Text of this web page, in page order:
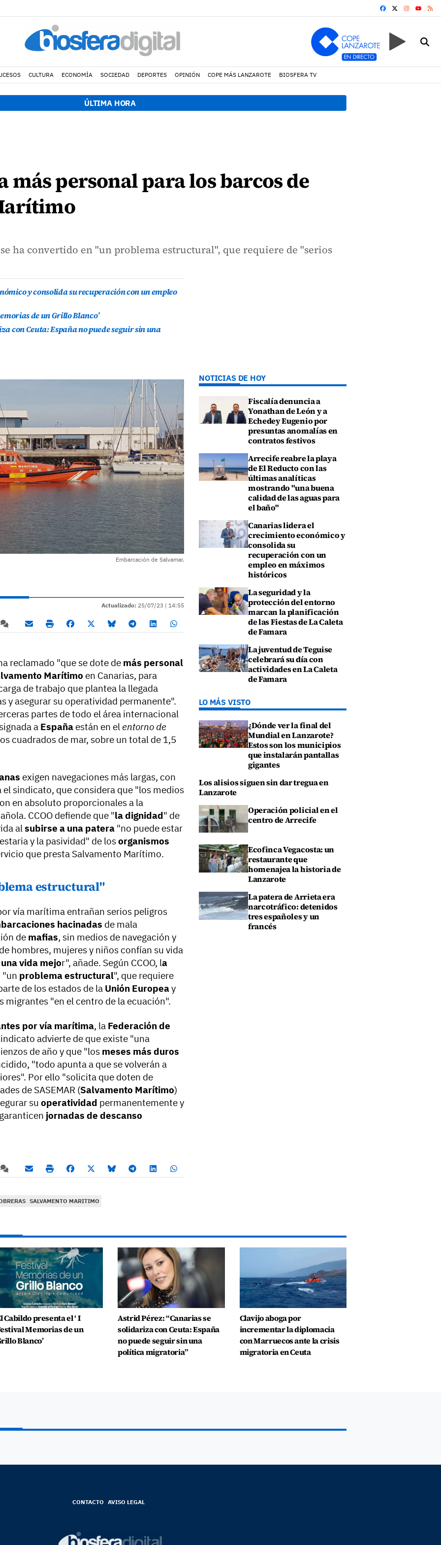
FACEBOOK
YOUTUBE
CULTURA ECONOMÍA SOCIEDAD DEPORTES OPINIÓN COPE MÁS LANZAROTE BIOSFERA TV
ÚLTIMA HORA
más personal para los barcos de
ha convertido en "un problema estructural", que requiere de "serios
y consolida su recuperación con un empleo
de un Grillo Blanco’
con Ceuta: España no puede seguir sin una
Embarcación de Salvamar.
Actualizado: 25/07/23 | 14:55
reclamado "que se dote de más personal
Marítimo en Canarias, para
de trabajo que plantea la llegada
y asegurar su operatividad permanente".
partes de todo el área internacional
a España están en el entorno de
cuadrados de mar, sobre un total de 1,5
exigen navegaciones más largas, con
el sindicato, que considera que "los medios
en absoluto proporcionales a la
CCOO defiende que "la dignidad" de
alsubirse a una patera "no puede estar
y la pasividad" de losorganismos
que presta Salvamento Marítimo.
estructural"
vía marítima entrañan serios peligros
hacinadas de mala
de mafias, sin medios de navegación y
hombres, mujeres y niños confían su vida
una vida mejor", añade. Según CCOO, la
"un problema estructural", que requiere
de los estados de la Unión Europeay
migrantes "en el centro de la ecuación".
por vía marítima, la Federación de
advierte de que existe "una
de año y que "los meses más duros
"todo apunta a que se volverán a
Por ello "solicita que doten de
de SASEMAR (Salvamento Marítimo)
su operatividad permanentemente y
jornadas de descanso
SALVAMENTO MARITIMO
NOTICIAS DE HOY
Fiscalía denuncia a
Yonathan de León y a
Echedey Eugenio por
presuntas anomalías en
contratos festivos
Arrecife reabre la playa
de El Reducto con las
últimas analíticas
mostrando "una buena
calidad de las aguas para
el baño"
Canarias lidera el
crecimiento económico y
consolida su
recuperación con un
empleo en máximos
históricos
La seguridad y la
protección del entorno
marcan la planificación
de las Fiestas de La Caleta
de Famara
La juventud de Teguise
celebrará su día con
actividades en La Caleta
de Famara
LO MÁS VISTO
¿Dónde ver la final del
Mundial en Lanzarote?
Estos son los municipios
que instalarán pantallas
gigantes
Los alisios siguen sin dar tregua en
Lanzarote
Operación policial en el
centro de Arrecife
Ecofinca Vegacosta: un
restaurante que
homenajea la historia de
Lanzarote
La patera de Arrieta era
narcotráfico: detenidos
tres españoles y un
francés
Cabildo presenta el ‘ I
Memorias de un
Blanco’
Astrid Pérez: “Canarias se
solidariza con Ceuta: España
no puede seguir sin una
política migratoria”
Clavijo aboga por
incrementar la diplomacia
con Marruecos ante la crisis
migratoria en Ceuta
CONTACTO AVISO LEGAL